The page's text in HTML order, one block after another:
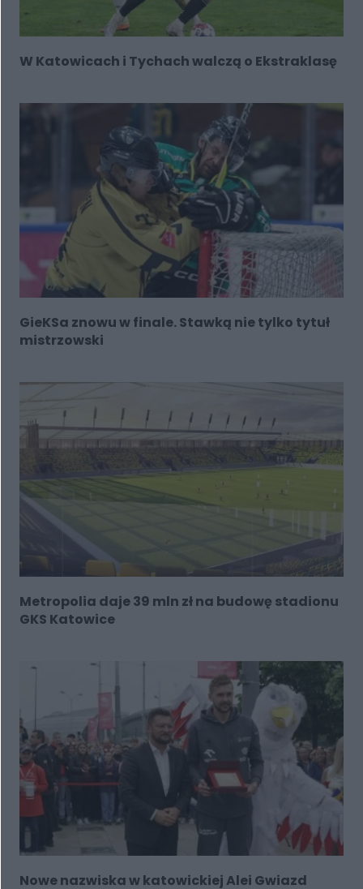
W Katowicach i Tychach walczą o Ekstraklasę
GieKSa znowu w finale. Stawką nie tylko tytuł
mistrzowski
Metropolia daje 39 mln zł na budowę stadionu
GKS Katowice
Nowe nazwiska w katowickiej Alei Gwiazd